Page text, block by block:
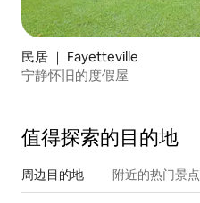
民居 ｜ Fayetteville
宁静怀旧的度假屋
值得探索的目的地
周边目的地 附近的热门景点